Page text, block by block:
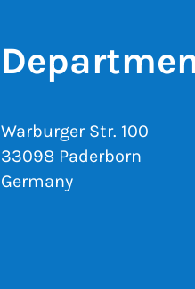
Warburger Str. 100
33098 Paderborn
Germany